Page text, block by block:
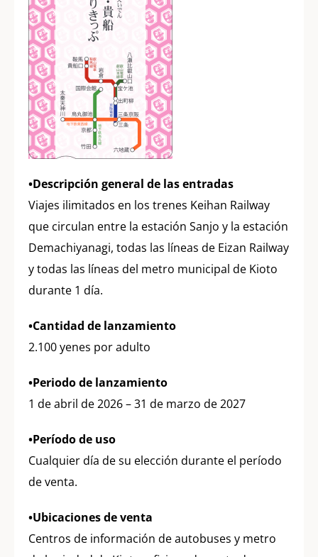
•Descripción general de las entradas
Viajes ilimitados en los trenes Keihan Railway
que circulan entre la estación Sanjo y la estación
Demachiyanagi, todas las líneas de Eizan Railway
y todas las líneas del metro municipal de Kioto
durante 1 día.
•Cantidad de lanzamiento
2.100 yenes por adulto
•Periodo de lanzamiento
1 de abril de 2026 – 31 de marzo de 2027
•Período de uso
Cualquier día de su elección durante el período
de venta.
•Ubicaciones de venta
Centros de información de autobuses y metro